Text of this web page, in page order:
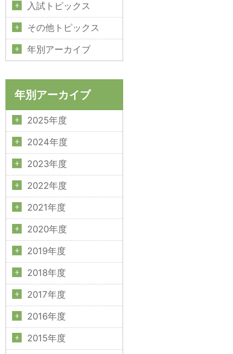
入試トピックス
その他トピックス
年別アーカイブ
年別アーカイブ
2025年度
2024年度
2023年度
2022年度
2021年度
2020年度
2019年度
2018年度
2017年度
2016年度
2015年度